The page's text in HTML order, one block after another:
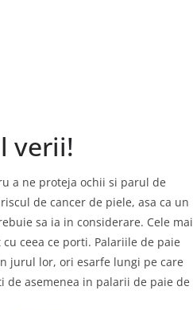
verii!
a ne proteja ochii si parul de
de cancer de piele, asa ca un
sa ia in considerare. Cele mai
ceea ce porti. Palariile de paie
jurul lor, ori esarfe lungi pe care
asemenea in palarii de paie de